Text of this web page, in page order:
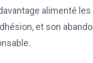
alimenté
et son